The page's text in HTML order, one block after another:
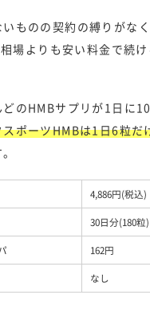
ものの契約の縛りがな
場よりも安い料金で続け
どのHMBサプリが1日に
スポーツHMBは1日6粒だ
4,886円(税込)
30日分(180粒)
162円
なし